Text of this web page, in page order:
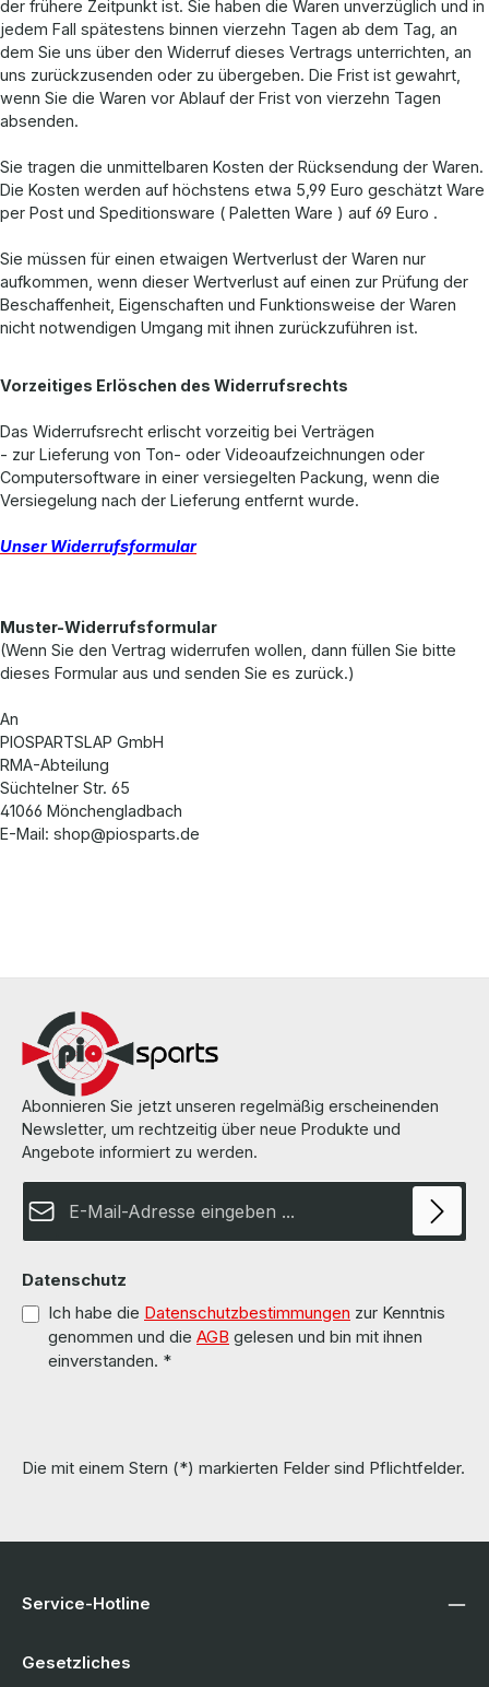
der frühere Zeitpunkt ist. Sie haben die Waren unverzüglich und in
jedem Fall spätestens binnen vierzehn Tagen ab dem Tag, an
dem Sie uns über den Widerruf dieses Vertrags unterrichten, an
uns zurückzusenden oder zu übergeben. Die Frist ist gewahrt,
wenn Sie die Waren vor Ablauf der Frist von vierzehn Tagen
absenden.
Sie tragen die unmittelbaren Kosten der Rücksendung der Waren.
Die Kosten werden auf höchstens etwa 5,99 Euro geschätzt Ware
per Post und Speditionsware ( Paletten Ware ) auf 69 Euro .
Sie müssen für einen etwaigen Wertverlust der Waren nur
aufkommen, wenn dieser Wertverlust auf einen zur Prüfung der
Beschaffenheit, Eigenschaften und Funktionsweise der Waren
nicht notwendigen Umgang mit ihnen zurückzuführen ist.
Vorzeitiges Erlöschen des Widerrufsrechts
Das Widerrufsrecht erlischt vorzeitig bei Verträgen
- zur Lieferung von Ton- oder Videoaufzeichnungen oder
Computersoftware in einer versiegelten Packung, wenn die
Versiegelung nach der Lieferung entfernt wurde.
Unser Widerrufsformular
Muster-Widerrufsformular
(Wenn Sie den Vertrag widerrufen wollen, dann füllen Sie bitte
dieses Formular aus und senden Sie es zurück.)
An
PIOSPARTSLAP GmbH
RMA-Abteilung
Süchtelner Str. 65
41066 Mönchengladbach
E-Mail: shop@piosparts.de
Abonnieren Sie jetzt unseren regelmäßig erscheinenden
Newsletter, um rechtzeitig über neue Produkte und
Angebote informiert zu werden.
Datenschutz
Ich habe die Datenschutzbestimmungen zur Kenntnis
genommen und die AGB gelesen und bin mit ihnen
einverstanden. *
Die mit einem Stern (*) markierten Felder sind Pflichtfelder.
Service-Hotline
Gesetzliches